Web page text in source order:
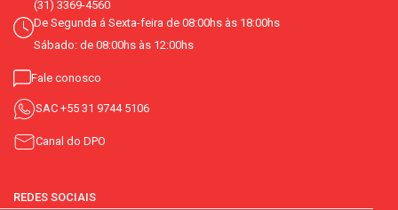
(31) 3369-4560
De Segunda á Sexta-feira de 08:00hs às 18:00hs
Sábado: de 08:00hs às 12:00hs
Fale conosco
SAC +55 31 9744 5106
Canal do DPO
REDES SOCIAIS